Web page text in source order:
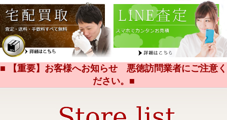
■ 【重要】お客様へお知らせ 悪徳訪問業者にご注意く
ださい。■